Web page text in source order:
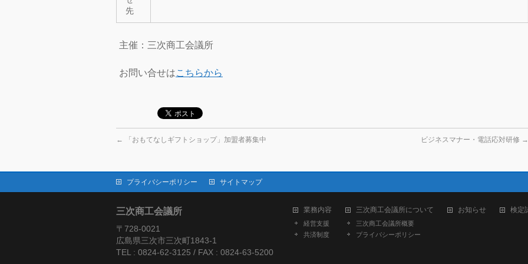
先
主催：三次商工会議所
お問い合せはこちらから
← 「おもてなしギフトショップ」加盟者募集中 ビジネスマナー・電話応対研修 →
プライバシーポリシー サイトマップ
三次商工会議所
〒728-0021
広島県三次市三次町1843-1
TEL : 0824-62-3125 / FAX : 0824-63-5200
業務内容
経営支援
共済制度
三次商工会議所について
三次商工会議所概要
プライバシーポリシー
お知らせ 検定